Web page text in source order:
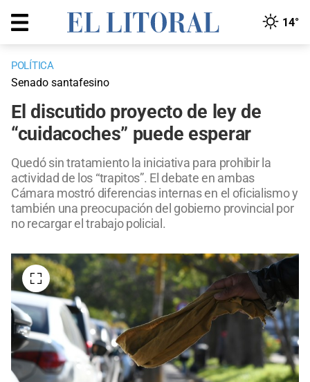
14°
POLÍTICA
Senado santafesino
El discutido proyecto de ley de
“cuidacoches” puede esperar
Quedó sin tratamiento la iniciativa para prohibir la
actividad de los “trapitos”. El debate en ambas
Cámara mostró diferencias internas en el oficialismo y
también una preocupación del gobierno provincial por
no recargar el trabajo policial.